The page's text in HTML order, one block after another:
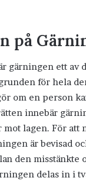
på
gärningen ett av
för hela
om en person
innebär
lagen. För att
är bevisad
den misstänkte
delas in i